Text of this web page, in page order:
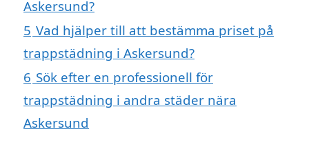
Askersund?
5 Vad hjälper till att bestämma priset på
trappstädning i Askersund?
6 Sök efter en professionell för
trappstädning i andra städer nära
Askersund